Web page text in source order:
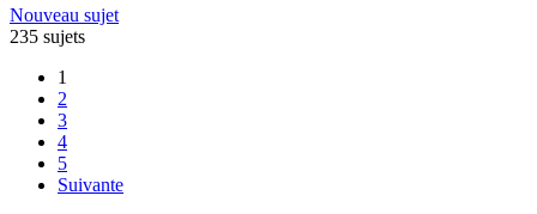
Nouveau sujet
235 sujets
1
2
3
4
5
Suivante